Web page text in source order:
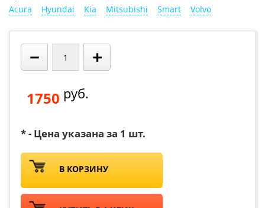
Acura
Hyundai Kia Mitsubishi Smart Volvo
− +
1750 руб.
* - Цена указана за 1 шт.
В КОРЗИНУ